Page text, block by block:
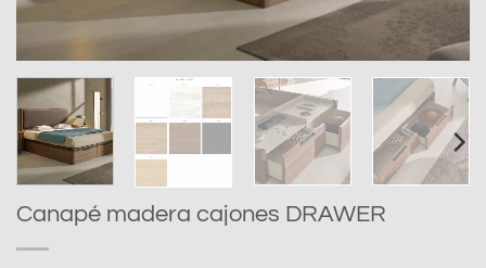
Canapé madera cajones DRAWER